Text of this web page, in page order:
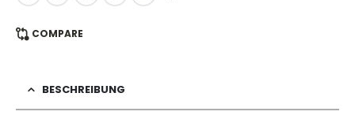
COMPARE
BESCHREIBUNG